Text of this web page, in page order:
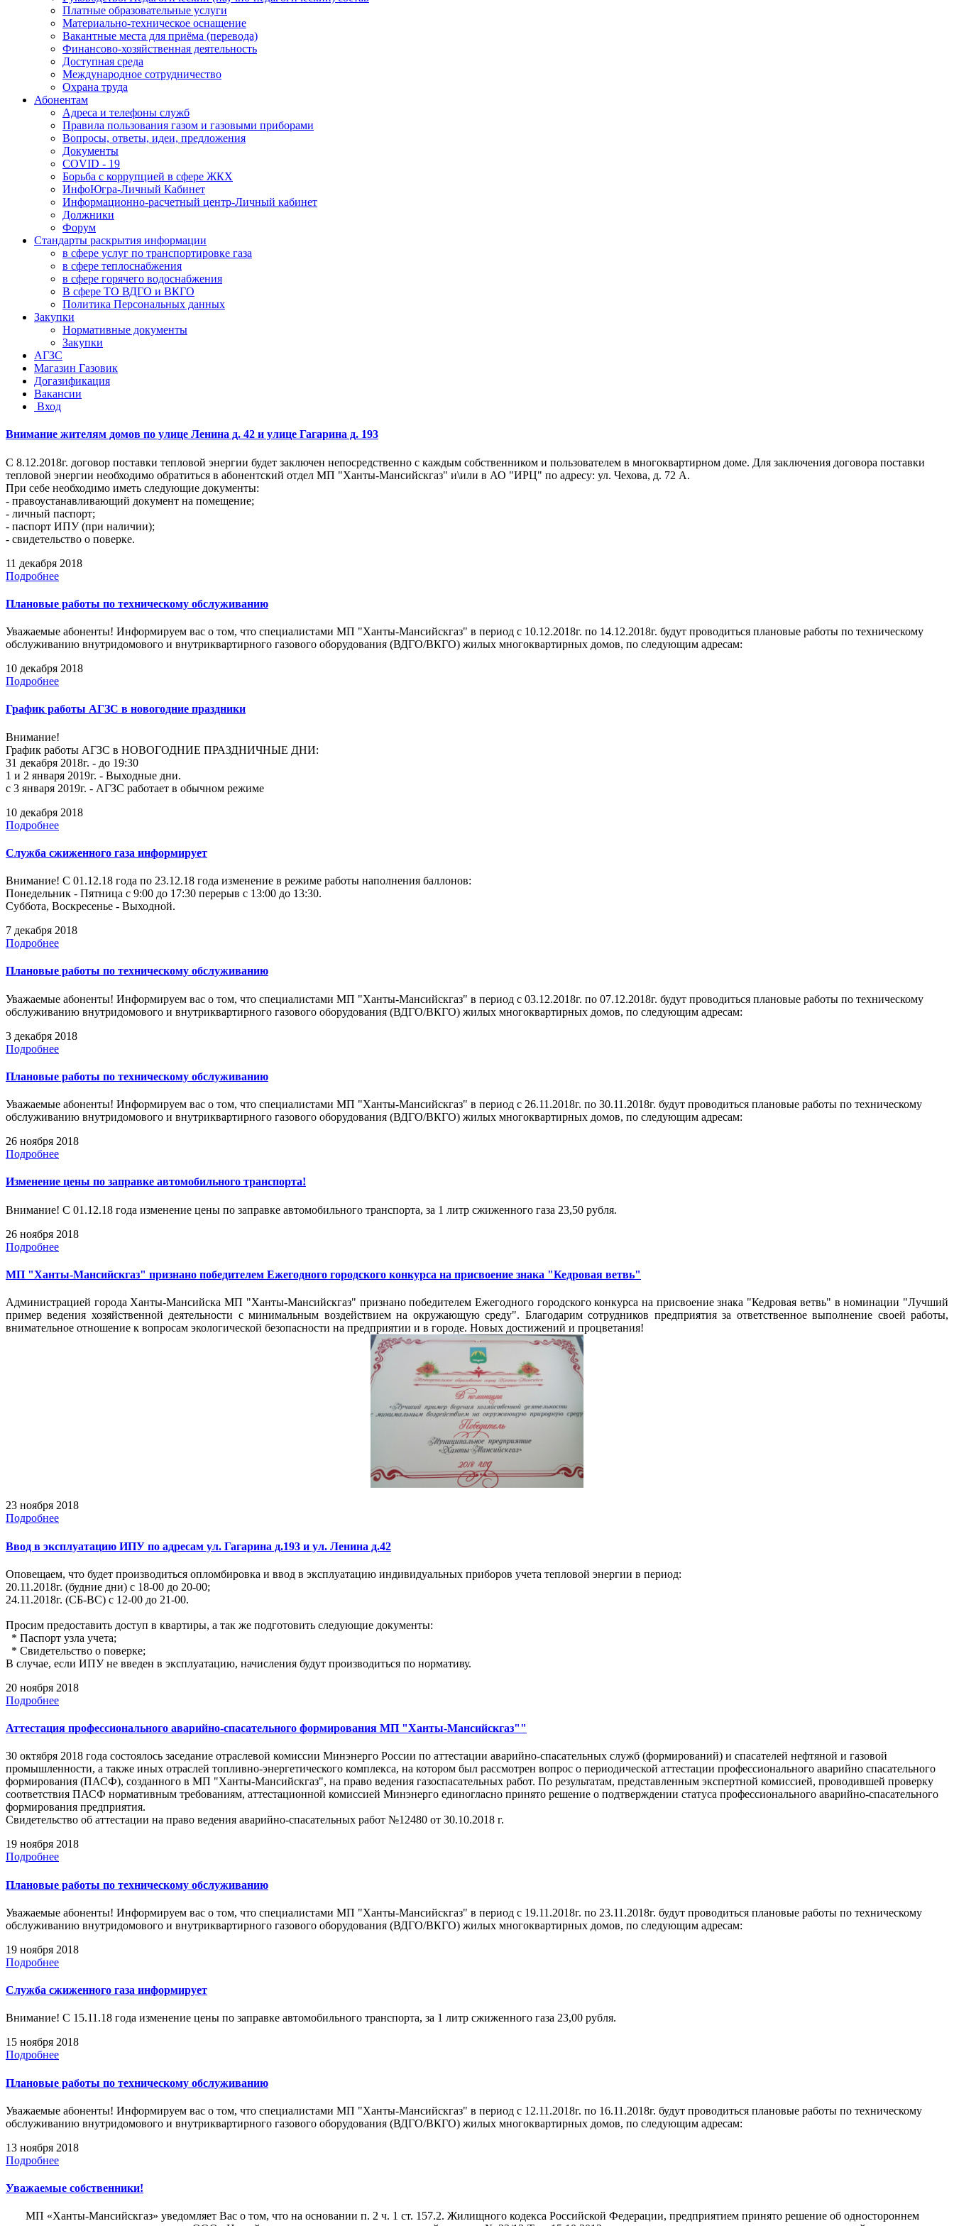
Платные образовательные услуги
Материально-техническое оснащение
Вакантные места для приёма (перевода)
Финансово-хозяйственная деятельность
Доступная среда
Международное сотрудничество
Охрана труда
Абонентам
Адреса и телефоны служб
Правила пользования газом и газовыми приборами
Вопросы, ответы, идеи, предложения
Документы
COVID - 19
Борьба с коррупцией в сфере ЖКХ
ИнфоЮгра-Личный Кабинет
Информационно-расчетный центр-Личный кабинет
Должники
Форум
Стандарты раскрытия информации
в сфере услуг по транспортировке газа
в сфере теплоснабжения
в сфере горячего водоснабжения
В сфере ТО ВДГО и ВКГО
Политика Персональных данных
Закупки
Нормативные документы
Закупки
АГЗС
Магазин Газовик
Догазификация
Вакансии
Вход
Внимание жителям домов по улице Ленина д. 42 и улице Гагарина д. 193
С 8.12.2018г. договор поставки тепловой энергии будет заключен непосредственно с каждым собственником и пользователем в многоквартирном доме. Для заключения договора поставки
тепловой энергии необходимо обратиться в абонентский отдел МП "Ханты-Мансийскгаз" и\или в АО "ИРЦ" по адресу: ул. Чехова, д. 72 А.
При себе необходимо иметь следующие документы:
- правоустанавливающий документ на помещение;
- личный паспорт;
- паспорт ИПУ (при наличии);
- свидетельство о поверке.
11 декабря 2018
Подробнее
Плановые работы по техническому обслуживанию
Уважаемые абоненты! Информируем вас о том, что специалистами МП "Ханты-Мансийскгаз" в период с 10.12.2018г. по 14.12.2018г. будут проводиться плановые работы по техническому
обслуживанию внутридомового и внутриквартирного газового оборудования (ВДГО/ВКГО) жилых многоквартирных домов, по следующим адресам:
10 декабря 2018
Подробнее
График работы АГЗС в новогодние праздники
Внимание!
График работы АГЗС в НОВОГОДНИЕ ПРАЗДНИЧНЫЕ ДНИ:
31 декабря 2018г. - до 19:30
1 и 2 января 2019г. - Выходные дни.
с 3 января 2019г. - АГЗС работает в обычном режиме
10 декабря 2018
Подробнее
Служба сжиженного газа информирует
Внимание! С 01.12.18 года по 23.12.18 года изменение в режиме работы наполнения баллонов:
Понедельник - Пятница с 9:00 до 17:30 перерыв с 13:00 до 13:30.
Суббота, Воскресенье - Выходной.
7 декабря 2018
Подробнее
Плановые работы по техническому обслуживанию
Уважаемые абоненты! Информируем вас о том, что специалистами МП "Ханты-Мансийскгаз" в период с 03.12.2018г. по 07.12.2018г. будут проводиться плановые работы по техническому
обслуживанию внутридомового и внутриквартирного газового оборудования (ВДГО/ВКГО) жилых многоквартирных домов, по следующим адресам:
3 декабря 2018
Подробнее
Плановые работы по техническому обслуживанию
Уважаемые абоненты! Информируем вас о том, что специалистами МП "Ханты-Мансийскгаз" в период с 26.11.2018г. по 30.11.2018г. будут проводиться плановые работы по техническому
обслуживанию внутридомового и внутриквартирного газового оборудования (ВДГО/ВКГО) жилых многоквартирных домов, по следующим адресам:
26 ноября 2018
Подробнее
Изменение цены по заправке автомобильного транспорта!
Внимание! С 01.12.18 года изменение цены по заправке автомобильного транспорта, за 1 литр сжиженного газа 23,50 рубля.
26 ноября 2018
Подробнее
МП "Ханты-Мансийскгаз" признано победителем Ежегодного городского конкурса на присвоение знака "Кедровая ветвь"
Администрацией города Ханты-Мансийска МП "Ханты-Мансийскгаз" признано победителем Ежегодного городского конкурса на присвоение знака "Кедровая ветвь" в номинации "Лучший
пример ведения хозяйственной деятельности с минимальным воздействием на окружающую среду". Благодарим сотрудников предприятия за ответственное выполнение своей работы,
внимательное отношение к вопросам экологической безопасности на предприятии и в городе. Новых достижений и процветания!
23 ноября 2018
Подробнее
Ввод в эксплуатацию ИПУ по адресам ул. Гагарина д.193 и ул. Ленина д.42
Оповещаем, что будет производиться опломбировка и ввод в эксплуатацию индивидуальных приборов учета тепловой энергии в период:
20.11.2018г. (будние дни) с 18-00 до 20-00;
24.11.2018г. (СБ-ВС) с 12-00 до 21-00.
Просим предоставить доступ в квартиры, а так же подготовить следующие документы:
* Паспорт узла учета;
* Свидетельство о поверке;
В случае, если ИПУ не введен в эксплуатацию, начисления будут производиться по нормативу.
20 ноября 2018
Подробнее
Аттестация профессионального аварийно-спасательного формирования МП "Ханты-Мансийскгаз""
30 октября 2018 года состоялось заседание отраслевой комиссии Минэнерго России по аттестации аварийно-спасательных служб (формирований) и спасателей нефтяной и газовой
промышленности, а также иных отраслей топливно-энергетического комплекса, на котором был рассмотрен вопрос о периодической аттестации профессионального аварийно спасательного
формирования (ПАСФ), созданного в МП "Ханты-Мансийскгаз", на право ведения газоспасательных работ. По результатам, представленным экспертной комиссией, проводившей проверку
соответствия ПАСФ нормативным требованиям, аттестационной комиссией Минэнерго единогласно принято решение о подтверждении статуса профессионального аварийно-спасательного
формирования предприятия.
Свидетельство об аттестации на право ведения аварийно-спасательных работ №12480 от 30.10.2018 г.
19 ноября 2018
Подробнее
Плановые работы по техническому обслуживанию
Уважаемые абоненты! Информируем вас о том, что специалистами МП "Ханты-Мансийскгаз" в период с 19.11.2018г. по 23.11.2018г. будут проводиться плановые работы по техническому
обслуживанию внутридомового и внутриквартирного газового оборудования (ВДГО/ВКГО) жилых многоквартирных домов, по следующим адресам:
19 ноября 2018
Подробнее
Служба сжиженного газа информирует
Внимание! С 15.11.18 года изменение цены по заправке автомобильного транспорта, за 1 литр сжиженного газа 23,00 рубля.
15 ноября 2018
Подробнее
Плановые работы по техническому обслуживанию
Уважаемые абоненты! Информируем вас о том, что специалистами МП "Ханты-Мансийскгаз" в период с 12.11.2018г. по 16.11.2018г. будут проводиться плановые работы по техническому
обслуживанию внутридомового и внутриквартирного газового оборудования (ВДГО/ВКГО) жилых многоквартирных домов, по следующим адресам:
13 ноября 2018
Подробнее
Уважаемые собственники!
МП «Ханты-Мансийскгаз» уведомляет Вас о том, что на основании п. 2 ч. 1 ст. 157.2. Жилищного кодекса Российской Федерации, предприятием принято решение об одностороннем